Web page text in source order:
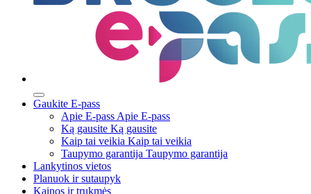
Gaukite E-pass
Apie E-pass Apie E-pass
Ką gausite Ką gausite
Kaip tai veikia Kaip tai veikia
Taupymo garantija Taupymo garantija
Lankytinos vietos
Planuok ir sutaupyk
Kainos ir trukmės